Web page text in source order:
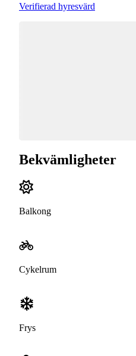
Verifierad hyresvärd
Bekvämligheter
Balkong
Cykelrum
Frys